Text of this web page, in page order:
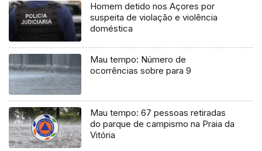
Homem detido nos Açores por
suspeita de violação e violência
doméstica
Mau tempo: Número de
ocorrências sobre para 9
Mau tempo: 67 pessoas retiradas
do parque de campismo na Praia da
Vitória